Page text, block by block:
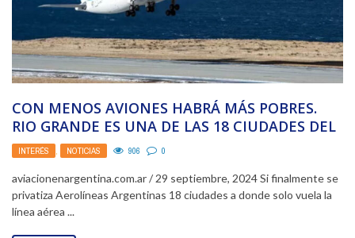
CON MENOS AVIONES HABRÁ MÁS POBRES.
RIO GRANDE ES UNA DE LAS 18 CIUDADES DEL
...INTERÉS , NOTICIAS 906 0
aviacionenargentina.com.ar / 29 septiembre, 2024 Si finalmente se
privatiza Aerolíneas Argentinas 18 ciudades a donde solo vuela la
línea aérea ...